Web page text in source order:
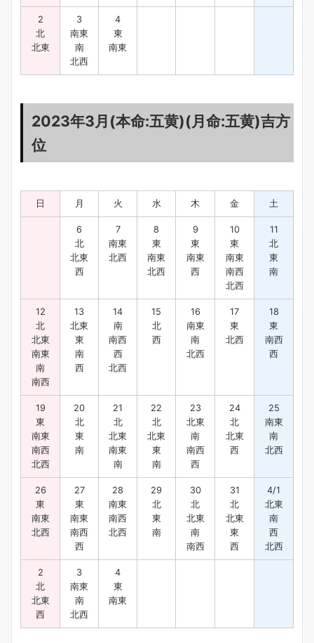
2
北
北東
3
南東
南
北西
4
東
南東
2023年3月(本命:五黄)(月命:五黄)吉方
位
日 月 火 水 木 金 土
6
北
北東
西
7
南東
北西
8
東
南東
北西
9
東
南東
西
10
東
南東
南西
北西
11
北
東
南
12
北
北東
南東
南
南西
13
北東
東
南
西
14
南
南西
西
北西
15
北
西
16
南東
南
北西
17
東
北西
18
東
南西
西
19
東
南東
南西
北西
20
北
東
南
21
北
北東
南東
南
22
北
北東
東
南
23
北東
南
南西
西
24
北
北東
西
25
南東
南
北西
26
東
南東
北西
27
東
南東
南西
西
28
南東
南西
北西
29
北
東
南
30
北
北東
南
南西
31
北
北東
東
西
4/1
北東
南
西
北西
2
北
北東
西
3
南東
南
北西
4
東
南東